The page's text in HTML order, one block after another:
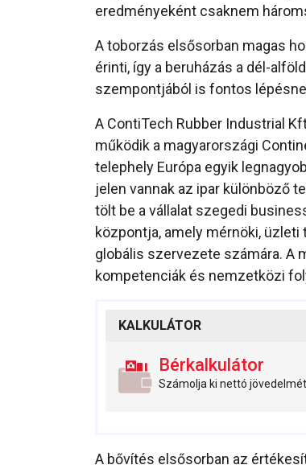
eredményeként csaknem
A toborzás elsősorban magas
érinti, így a beruházás a dél-
szempontjából is fontos
A ContiTech Rubber Industrial
működik a magyarországi
telephely Európa egyik
jelen vannak az ipar különböző
tölt be a vállalat szegedi
központja, amely mérnöki,
globális szervezete számára. A
kompetenciák és nemzetközi
KALKULÁTOR
Bérkalkulátor
Számolja ki nettó
A bővítés elsősorban az